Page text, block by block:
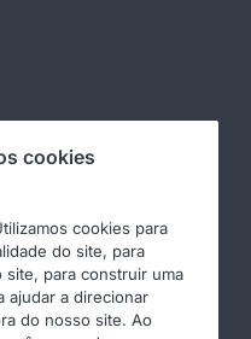
cookies
cookies para
do site, para
site, para construir uma
ajudar a direcionar
do nosso site. Ao